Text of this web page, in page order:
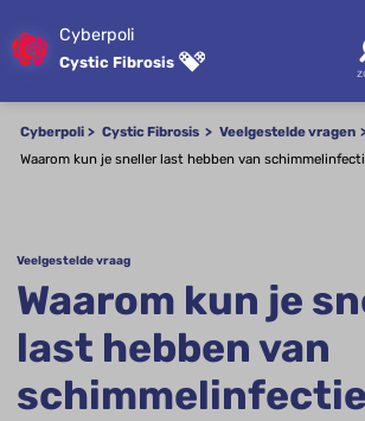
Cyberpoli
Cystic Fibrosis
Cyberpoli Cystic Fibrosis Veelgestelde vragen
Waarom kun je sneller last hebben van
Veelgestelde vraag
Waarom kun je
last hebben van